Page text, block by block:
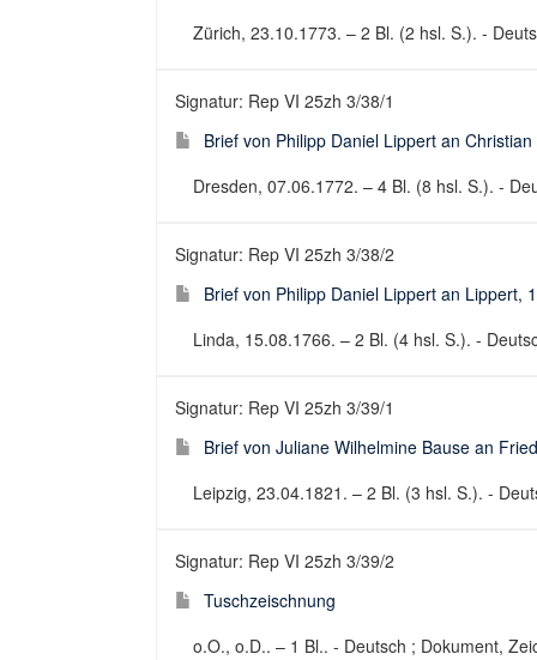
Zürich, 23.10.1773. – 2 Bl. (2 hsl. S.). -
Signatur: Rep VI 25zh 3/38/1
Brief von Philipp Daniel Lippert an
Dresden, 07.06.1772. – 4 Bl. (8 hsl. S.). -
Signatur: Rep VI 25zh 3/38/2
Brief von Philipp Daniel Lippert an Lippert,
Linda, 15.08.1766. – 2 Bl. (4 hsl. S.). -
Signatur: Rep VI 25zh 3/39/1
Brief von Juliane Wilhelmine Bause an
Leipzig, 23.04.1821. – 2 Bl. (3 hsl. S.). -
Signatur: Rep VI 25zh 3/39/2
Tuschzeischnung
o.O., o.D.. – 1 Bl.. - Deutsch ; Dokument,